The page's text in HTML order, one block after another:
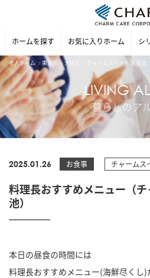
ホームを探す お気に入りホーム シ
老人ホーム 東京都 大田区 チャームスイート 洗足池
LIVING
暮らしのア
2025.01.26 お食事 チャームス
料理長おすすめメニュー（
池）
本日の昼食の時間には
料理長おすすめメニュー(海鮮尽くし)